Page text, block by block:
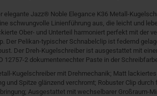
elegante Jazz® Noble Elegance K36 Metall-
schwungvolle Linienführung aus, die leicht und
Ober- und Unterteil harmoniert perfekt mit der
Der Pelikan-typischer Schnabelclip ist federnd
Der Dreh-Kugelschreiber ist ausgestattet mit
12757-2 dokumentenechter Paste in der
Kugelschreiber mit Drehmechanik; Matt lackiertes
und Spitze glänzend verchromt; Robuster Clip durch
Ausgestattet mit wechselbarer Großraum-